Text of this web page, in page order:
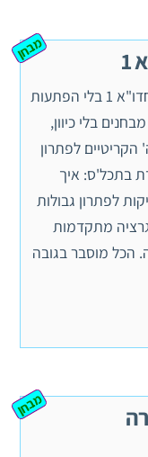
מבחן
הסיכום שיביא אתכם מוכנים למבחן בחדו"א 1 בלי הפתעות
בלי כיוון,
לפתרון
בתכל'ס: איך
לפתרון גבולות
מתקדמות
הכל מוסבר בגובה
מבחן